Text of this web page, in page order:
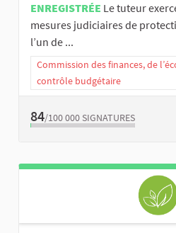
ENREGISTRÉE Le tuteur
mesures judiciaires de
l’un de ...
Commission des finances, de
contrôle budgétaire
84/100 000 SIGNATURES